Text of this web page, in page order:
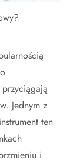
Jednym z
ten
i